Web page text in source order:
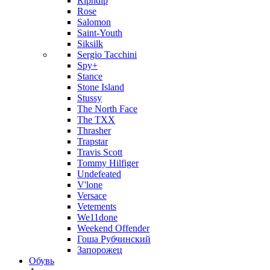
Rose
Salomon
Saint-Youth
Siksilk
Sergio Tacchini
Spy+
Stance
Stone Island
Stussy
The North Face
The TXX
Thrasher
Trapstar
Travis Scott
Tommy Hilfiger
Undefeated
V'lone
Versace
Vetements
We11done
Weekend Offender
Гоша Рубчинский
Запорожец
Обувь